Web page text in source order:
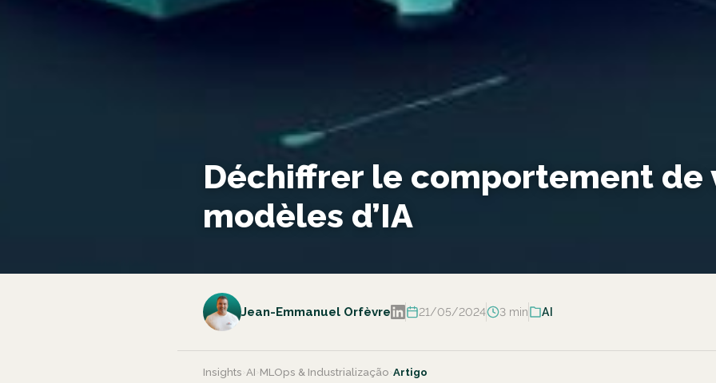
Déchiffrer le comportement de
modèles d’IA
Jean-Emmanuel Orfèvre 21/05/2024 3 min AI
Insights AI MLOps & Industrialização Artigo